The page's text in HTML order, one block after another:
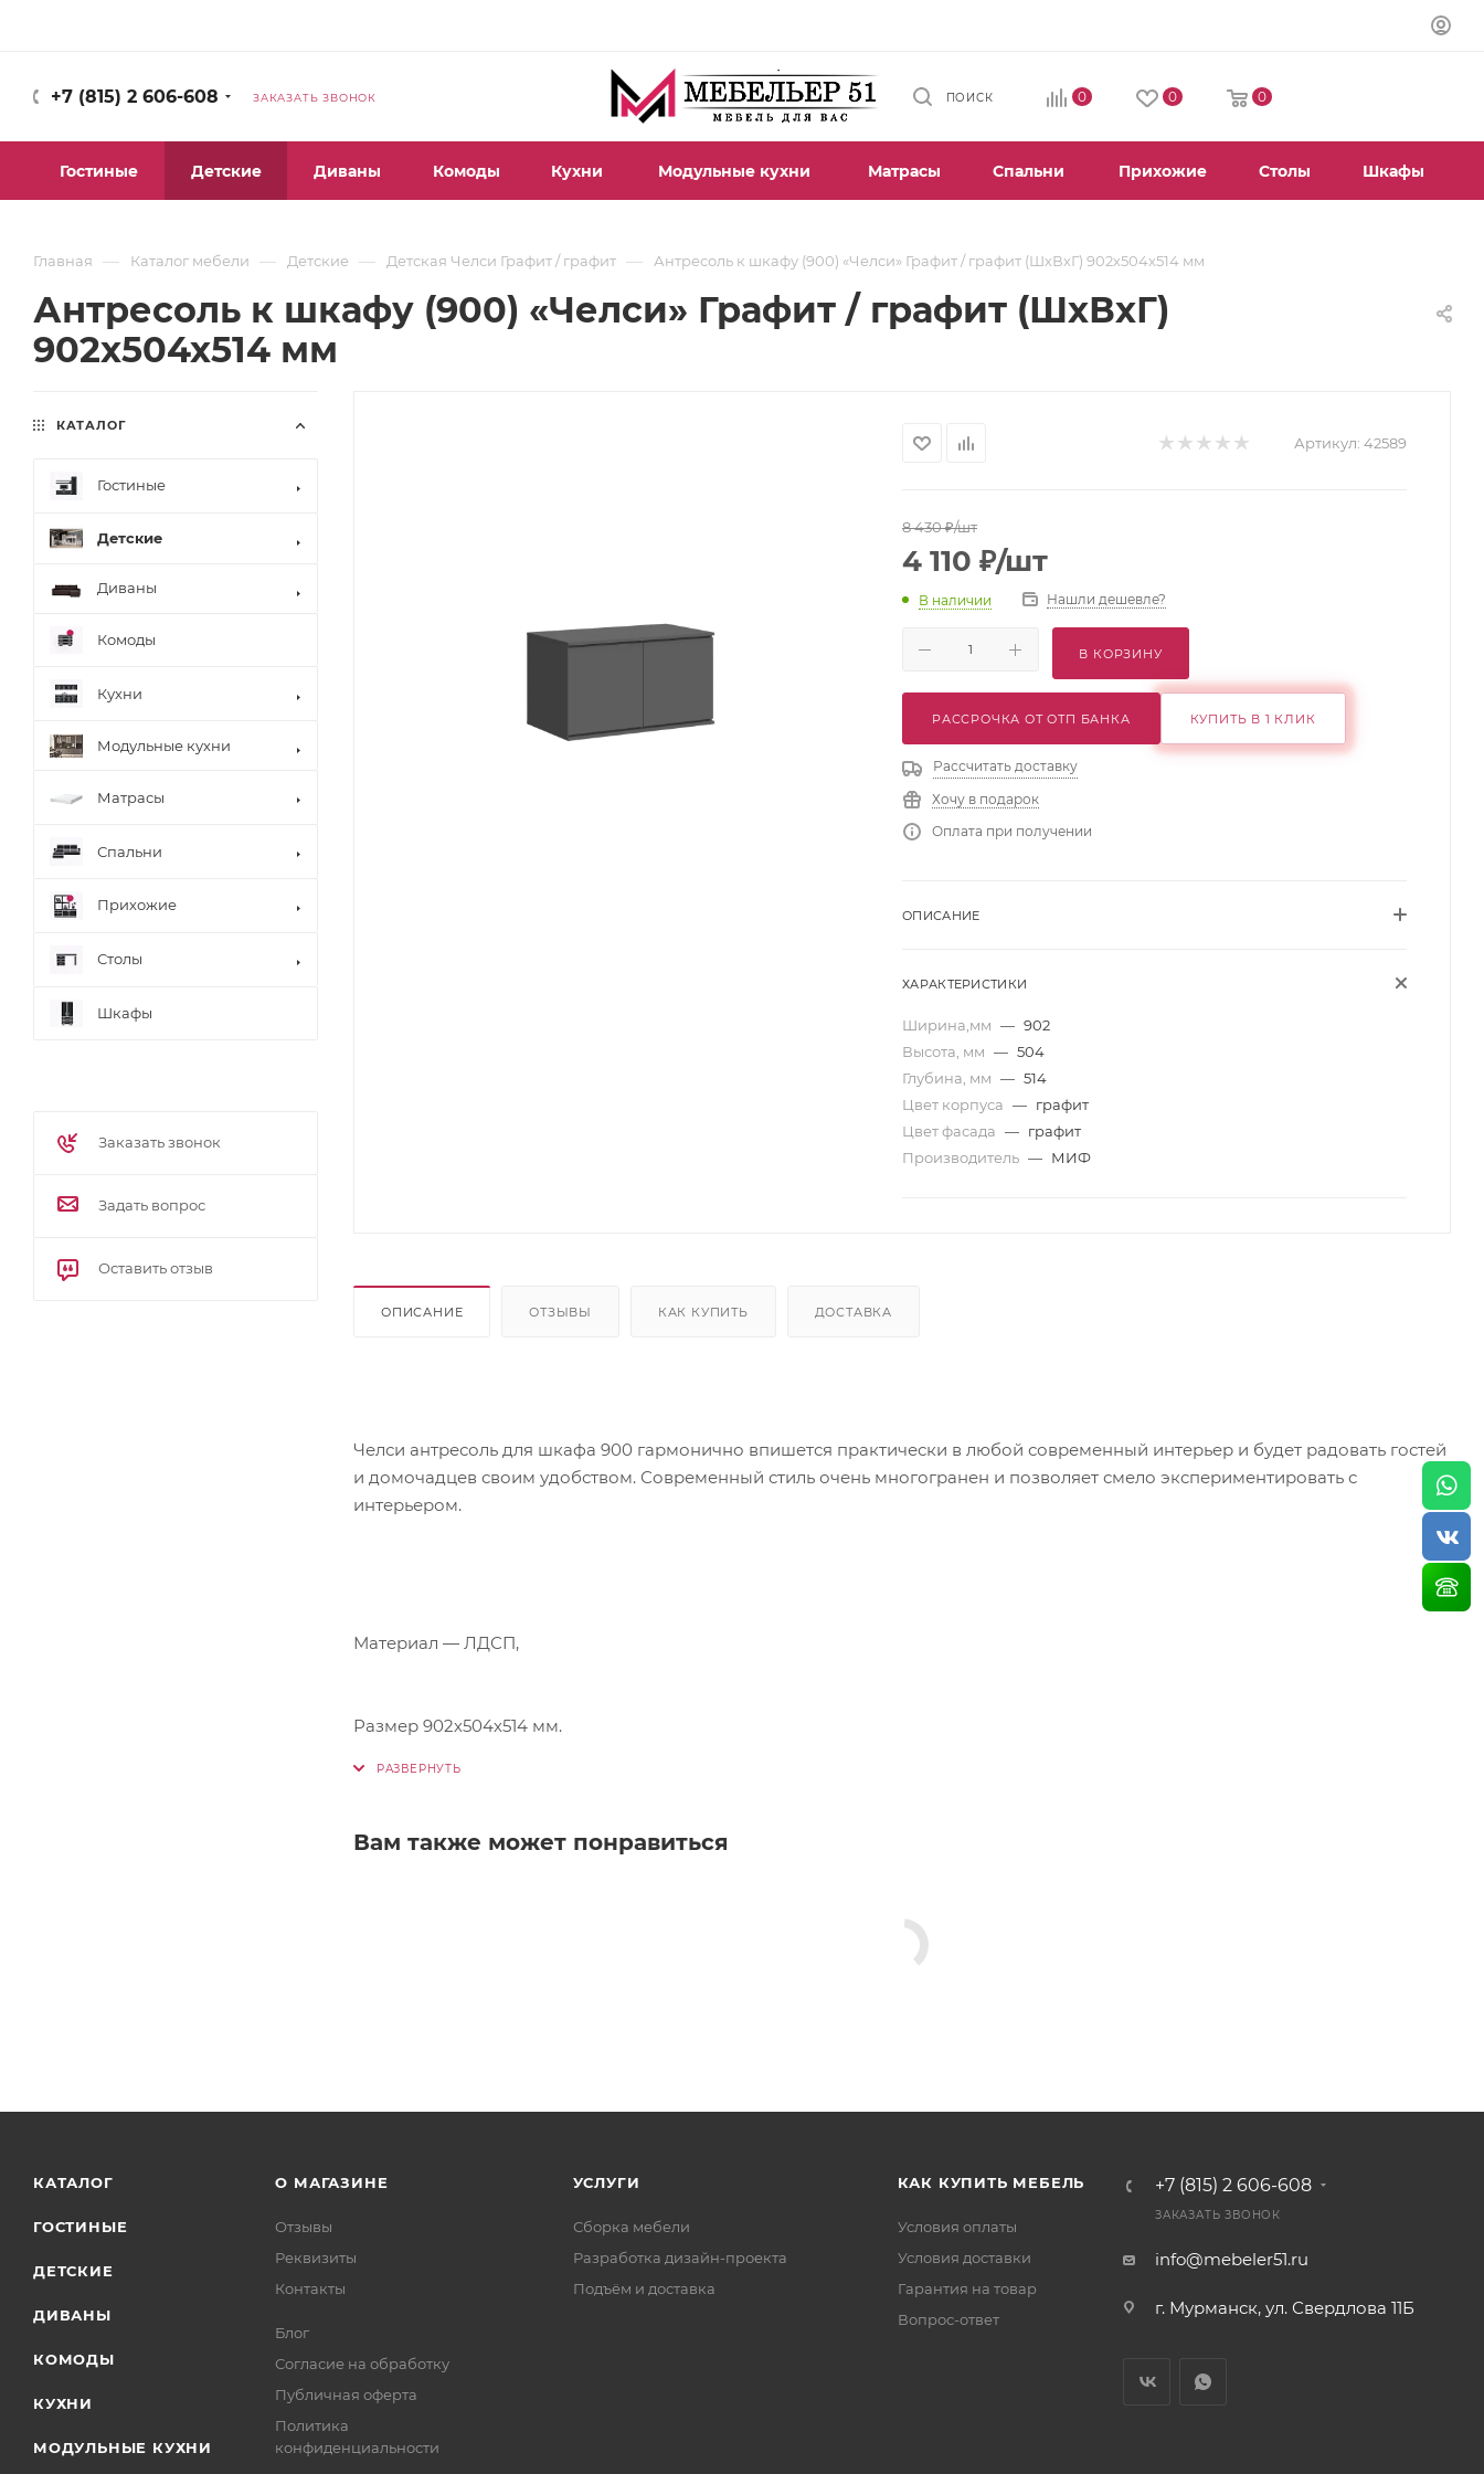
+7 (815) 2 606-608 ЗАКАЗАТЬ ЗВОНОК ПОИСК 0 0 0
Гостиные Детские Диваны Комоды Кухни Модульные кухни Матрасы Спальни Прихожие Столы Шкафы
Главная — Каталог мебели — Детские — Детская Челси Графит / графит — Антресоль к шкафу (900) «Челси» Графит / графит (ШхВхГ) 902х504х514 мм
Антресоль к шкафу (900) «Челси» Графит / графит (ШхВхГ)
902х504х514 мм
Артикул: 42589
8 430₽/шт
4 110 ₽/шт
В наличии Нашли дешевле?
В КОРЗИНУ
РАССРОЧКА ОТ ОТП БАНКА КУПИТЬ В 1 КЛИК
Рассчитать доставку
Хочу в подарок
Оплата при получении
ОПИСАНИЕ
ХАРАКТЕРИСТИКИ
Ширина,мм — 902
Высота, мм — 504
Глубина, мм — 514
Цвет корпуса — графит
Цвет фасада — графит
Производитель — МИФ
ОПИСАНИЕ ОТЗЫВЫ КАК КУПИТЬ ДОСТАВКА
Челси антресоль для шкафа 900 гармонично впишется практически в любой современный интерьер и будет радовать гостей
и домочадцев своим удобством. Современный стиль очень многогранен и позволяет смело экспериментировать с
интерьером.
Материал — ЛДСП,
Размер 902х504х514 мм.
Вам также может понравиться
КАТАЛОГ
Гостиные
Детские
Диваны
Комоды
Кухни
Модульные кухни
Матрасы
Спальни
Прихожие
Столы
Шкафы
Заказать звонок
Задать вопрос
Оставить отзыв
КАТАЛОГ
ГОСТИНЫЕ
ДЕТСКИЕ
ДИВАНЫ
КОМОДЫ
КУХНИ
МОДУЛЬНЫЕ КУХНИ
О МАГАЗИНЕ
Отзывы
Реквизиты
Контакты
Блог
Согласие на обработку
Публичная оферта
Политика
конфиденциальности
УСЛУГИ
Сборка мебели
Разработка дизайн-проекта
Подъём и доставка
КАК КУПИТЬ МЕБЕЛЬ
Условия оплаты
Условия доставки
Гарантия на товар
Вопрос-ответ
+7 (815) 2 606-608
ЗАКАЗАТЬ ЗВОНОК
info@mebeler51.ru
г. Мурманск, ул. Свердлова 11Б